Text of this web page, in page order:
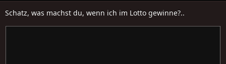
Schatz, was machst du, wenn ich im Lotto gewinne?..